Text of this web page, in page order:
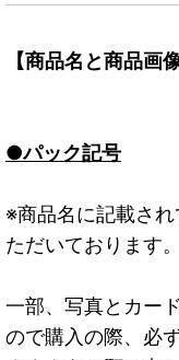
【商品名と商品画
●パック記号
※商品名に記載さ
ただいております。
一部、写真とカー
ので購入の際、必